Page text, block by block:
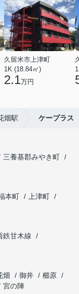
久留米市上津町
1K (18.84㎡)
2.1万円
畑駅 ケープラス
三養基郡みやき町
本町
上津町
鉄甘木線
畑 御井
櫛原
宮の陣